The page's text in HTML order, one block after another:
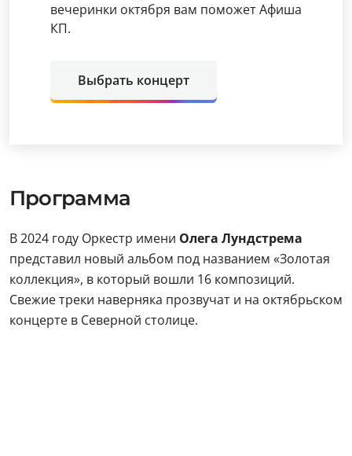
вечеринки октября вам поможет Афиша
КП.
Выбрать концерт
Программа
В 2024 году Оркестр имени Олега Лундстрема
представил новый альбом под названием «Золотая
коллекция», в который вошли 16 композиций.
Свежие треки наверняка прозвучат и на октябрьском
концерте в Северной столице.